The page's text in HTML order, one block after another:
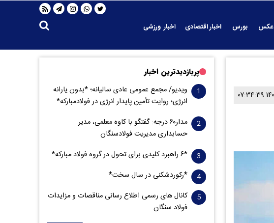
عکس بورس اخبار اقتصادی
اخبار ورزشی
پربازدیدترین اخبار
ویدیو/ مجمع عمومی عادی سالیانه؛ *بدون یارانه
انرژی؛ روایت تأمین پایدار انرژی در فولادمبارکه*
مدار‌۶٠ درجه: گفتگو با کاوه معلمی، مدیر
حسابداری مدیریت فولادسنگان
*۶ راهبرد کلیدی برای تحول در گروه فولاد مبارکه*
*رکوردشکنی در سال سخت*
کانال های رسمی اطلاع رسانی مناقصات و مزایدات
فولاد سنگان